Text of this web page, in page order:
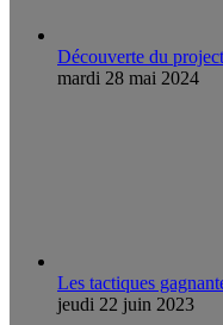
Découverte du
mardi 28 mai 2024
Les tactiques
jeudi 22 juin 2023